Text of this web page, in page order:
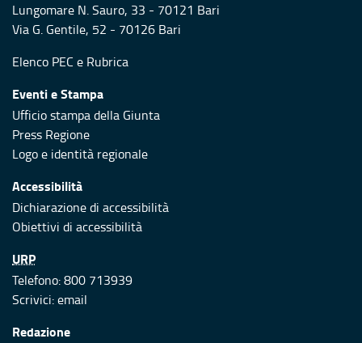
Lungomare N. Sauro, 33 - 70121 Bari
Via G. Gentile, 52 - 70126 Bari
Elenco PEC e Rubrica
Eventi e Stampa
Ufficio stampa della Giunta
Press Regione
Logo e identità regionale
Accessibilità
Dichiarazione di accessibilità
Obiettivi di accessibilità
URP
Telefono: 800 713939
Scrivici:email
Redazione